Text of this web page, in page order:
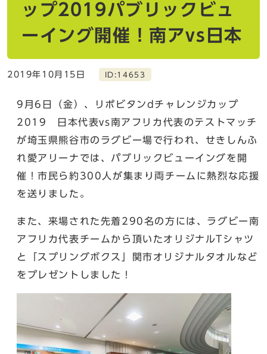
ップ2019パブリックビュ
ーイング開催！南アvs日本
2019年10月15日 ID:14653
9月6日（金）、リポビタンdチャレンジカップ
2019 日本代表vs南アフリカ代表のテストマッチ
が埼玉県熊谷市のラグビー場で行われ、せきしんふ
れ愛アリーナでは、パブリックビューイングを開
催！市民ら約300人が集まり両チームに熱烈な応援
を送りました。
また、来場された先着290名の方には、ラグビー南
アフリカ代表チームから頂いたオリジナルTシャツ
と「スプリングボクス」関市オリジナルタオルなど
をプレゼントしました！